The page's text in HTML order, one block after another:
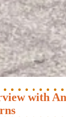
with